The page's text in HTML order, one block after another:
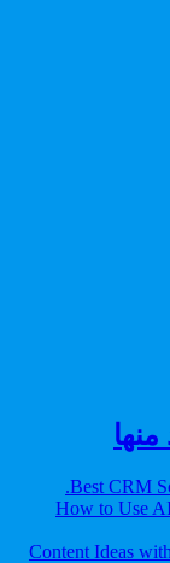
Best CRM
How to Use
Content Ideas